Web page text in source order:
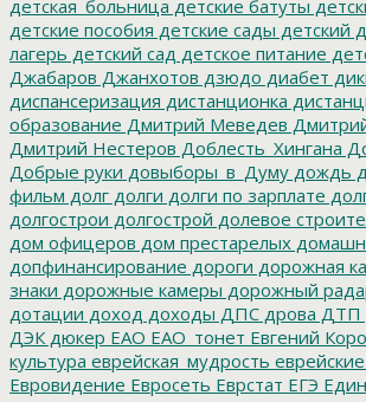
детская_больница детские батуты
детские пособия детские сады детский
лагерь детский сад детское питание
Джабаров Джанхотов дзюдо диабет
диспансеризация дистанционка
образование Дмитрий Меведев
Дмитрий Нестеров Доблесть_Хингана
Добрые руки довыборы_в_Думу дождь
фильм долг долги долги по зарплате
долгострои долгострой долевое
дом офицеров дом престарелых
допфинансирование дороги дорожная
знаки дорожные камеры дорожный
дотации доход доходы ДПС дрова ДТП
ДЭК дюкер ЕАО ЕАО_тонет Евгений
культура еврейская_мудрость
Евровидение Евросеть Еврстат ЕГЭ